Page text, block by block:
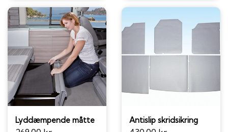
Lyddæmpende måtte Antislip skridsikring